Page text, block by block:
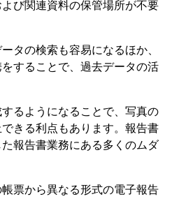
び関連資料の保管場所が不要
タの検索も容易になるほか、
することで、過去データの活
るようになることで、写真の
きる利点もあります。報告書
報告書業務にある多くのムダ
票から異なる形式の電子報告